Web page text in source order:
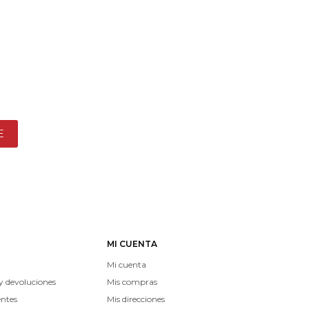
devoluciones
MI CUENTA
Mi cuenta
Mis compras
Mis direcciones